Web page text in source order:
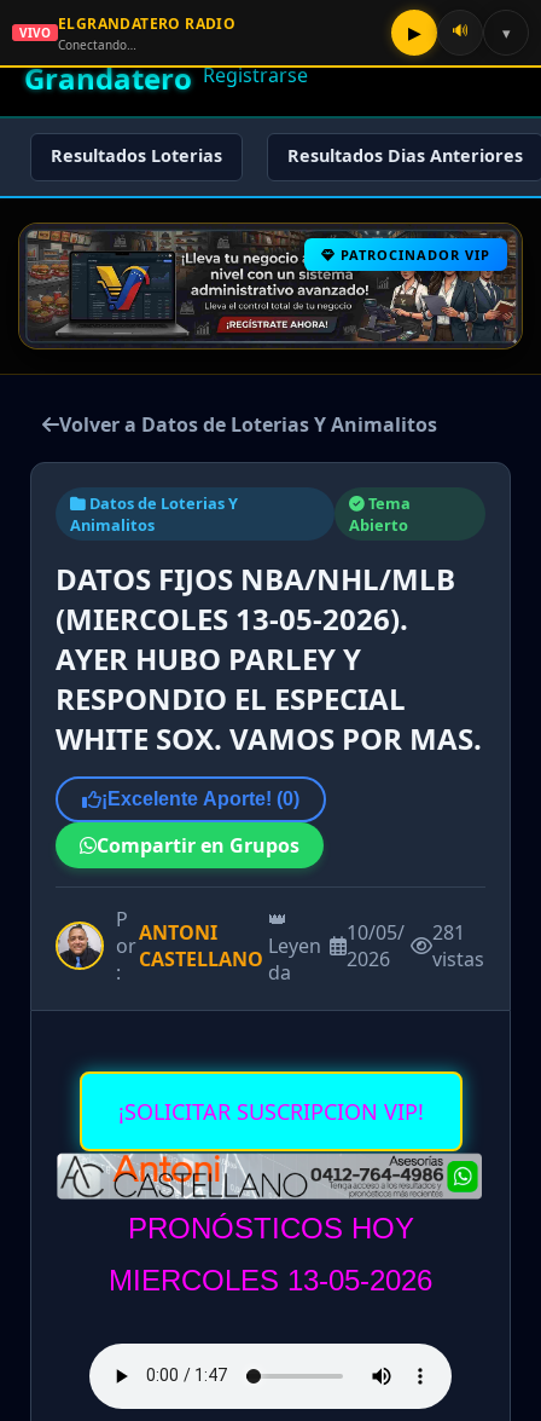
🌟 El
Grandatero
🔑 Iniciar Sesión
📝
Registrarse
Resultados Loterias Resultados Dias Anteriores
PATROCINADOR VIP
Volver a Datos de Loterias Y Animalitos
Datos de Loterias Y
Animalitos
Tema
Abierto
DATOS FIJOS NBA/NHL/MLB
(MIERCOLES 13-05-2026).
AYER HUBO PARLEY Y
RESPONDIO EL ESPECIAL
WHITE SOX. VAMOS POR MAS.
¡Excelente Aporte! (0)
Compartir en Grupos
P
or
:
ANTONI
CASTELLANO
👑
Leyen
da
10/05/
2026
281
vistas
¡SOLICITAR SUSCRIPCION VIP!
PRONÓSTICOS HOY
MIERCOLES 13-05-2026
VIVO ELGRANDATERO RADIO
Conectando…
▶ 🔊 ▾